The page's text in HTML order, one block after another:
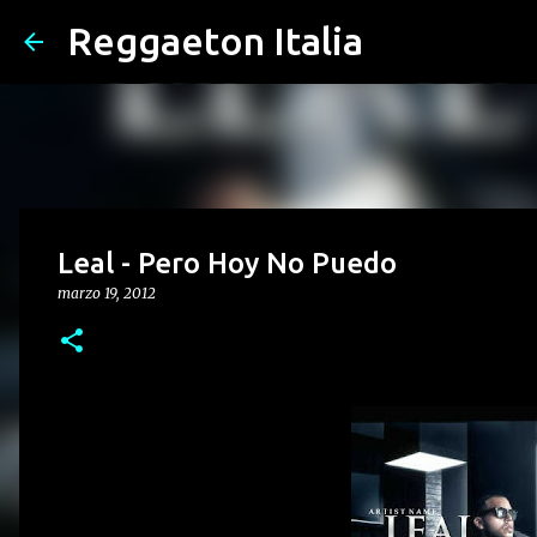
Reggaeton Italia
Leal - Pero Hoy No Puedo
marzo 19, 2012